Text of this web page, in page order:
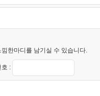
한마디를 남기실 수 있습니다.
: